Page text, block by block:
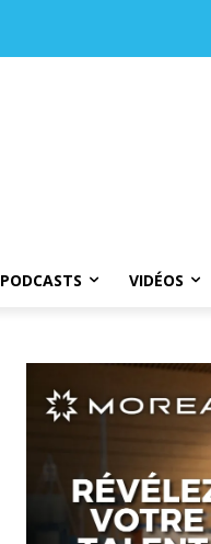
PODCASTS VIDÉOS